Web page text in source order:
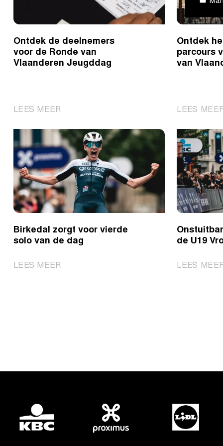
Ontdek de deelnemers
voor de Ronde van
Vlaanderen Jeugddag
LEES MEER
de
deelnemers
voor
de
Ronde
van
Vlaanderen
Ontdek
parcours
van
LEES
Birkedal zorgt voor vierde
solo van de dag
LEES MEER
de U19
LEES